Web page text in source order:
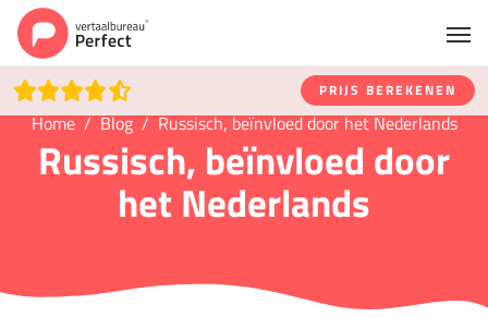
PRIJS BEREKENEN
Home Blog Russisch, beïnvloed door het Nederlands
Russisch, beïnvloed door
het Nederlands